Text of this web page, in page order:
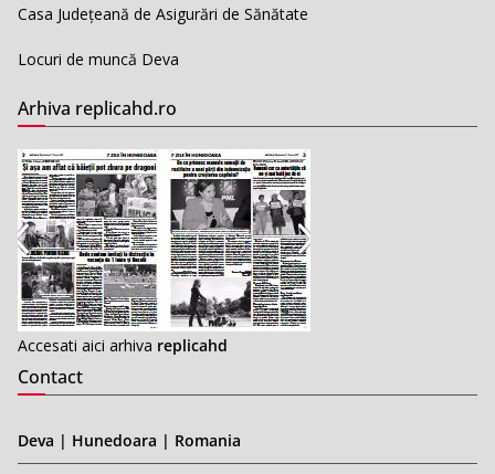
Casa Județeană de Asigurări de Sănătate
Locuri de muncă Deva
Arhiva replicahd.ro
Accesati aici arhiva replicahd
Contact
Deva | Hunedoara | Romania